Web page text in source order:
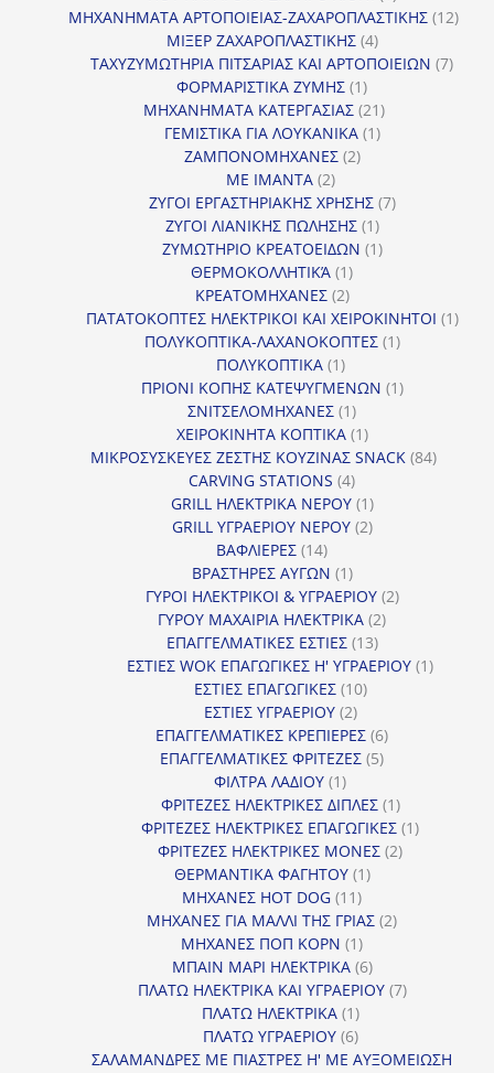
προϊόν
ΜΗΧΑΝΗΜΑΤΑ ΑΡΤΟΠΟΙΕΙΑΣ-ΖΑΧΑΡΟΠΛΑΣΤΙΚΗΣ 1212
ΜΙΞΕΡ ΖΑΧΑΡΟΠΛΑΣΤΙΚΗΣ 44
προϊόντα
ΤΑΧΥΖΥΜΩΤΗΡΙΑ ΠΙΤΣΑΡΙΑΣ ΚΑΙ ΑΡΤΟΠΟΙΕΙΩΝ 77
ΦΟΡΜΑΡΙΣΤΙΚΑ ΖΥΜΗΣ 11
προϊόν
ΜΗΧΑΝΗΜΑΤΑ ΚΑΤΕΡΓΑΣΙΑΣ 2121
προϊόντα
ΓΕΜΙΣΤΙΚΑ ΓΙΑ ΛΟΥΚΑΝΙΚΑ 11
ΖΑΜΠΟΝΟΜΗΧΑΝΕΣ 22
ΜΕ ΙΜΑΝΤΑ 22
προϊόντα
ΖΥΓΟΙ ΕΡΓΑΣΤΗΡΙΑΚΗΣ ΧΡΗΣΗΣ 77
ΖΥΓΟΙ ΛΙΑΝΙΚΗΣ ΠΩΛΗΣΗΣ 11
προϊόν
ΖΥΜΩΤΗΡΙΟ ΚΡΕΑΤΟΕΙΔΩΝ 11
ΘΕΡΜΟΚΟΛΛΗΤΙΚΆ 11
προϊόν
ΚΡΕΑΤΟΜΗΧΑΝΕΣ 22
προϊόντα
ΠΑΤΑΤΟΚΟΠΤΕΣ ΗΛΕΚΤΡΙΚΟΙ ΚΑΙ ΧΕΙΡΟΚΙΝΗΤΟΙ 11
ΠΟΛΥΚΟΠΤΙΚΑ-ΛΑΧΑΝΟΚΟΠΤΕΣ 11
ΠΟΛΥΚΟΠΤΙΚΑ 11
προϊόν
ΠΡΙΟΝΙ ΚΟΠΗΣ ΚΑΤΕΨΥΓΜΕΝΩΝ 11
ΣΝΙΤΣΕΛΟΜΗΧΑΝΕΣ 11
προϊόν
ΧΕΙΡΟΚΙΝΗΤΑ ΚΟΠΤΙΚΑ 11
προϊόν
ΜΙΚΡΟΣΥΣΚΕΥΕΣ ΖΕΣΤΗΣ ΚΟΥΖΙΝΑΣ SNACK 8484
CARVING STATIONS 44
προϊόντα
GRILL ΗΛΕΚΤΡΙΚΑ ΝΕΡΟΥ 11
προϊόν
GRILL ΥΓΡΑΕΡΙΟΥ ΝΕΡΟΥ 22
ΒΑΦΛΙΕΡΕΣ 1414
προϊόντα
ΒΡΑΣΤΗΡΕΣ ΑΥΓΩΝ 11
προϊόν
ΓΥΡΟΙ ΗΛΕΚΤΡΙΚΟΙ & ΥΓΡΑΕΡΙΟΥ 22
ΓΥΡΟΥ ΜΑΧΑΙΡΙΑ ΗΛΕΚΤΡΙΚΑ 22
ΕΠΑΓΓΕΛΜΑΤΙΚΕΣ ΕΣΤΙΕΣ 1313
προϊόντα
ΕΣΤΙΕΣ WOK ΕΠΑΓΩΓΙΚΕΣ Η' ΥΓΡΑΕΡΙΟΥ 11
ΕΣΤΙΕΣ ΕΠΑΓΩΓΙΚΕΣ 1010
ΕΣΤΙΕΣ ΥΓΡΑΕΡΙΟΥ 22
προϊόντα
ΕΠΑΓΓΕΛΜΑΤΙΚΕΣ ΚΡΕΠΙΕΡΕΣ 66
προϊόντα
ΕΠΑΓΓΕΛΜΑΤΙΚΕΣ ΦΡΙΤΕΖΕΣ 55
ΦΙΛΤΡΑ ΛΑΔΙΟΥ 11
προϊόν
ΦΡΙΤΕΖΕΣ ΗΛΕΚΤΡΙΚΕΣ ΔΙΠΛΕΣ 11
προϊόν
ΦΡΙΤΕΖΕΣ ΗΛΕΚΤΡΙΚΕΣ ΕΠΑΓΩΓΙΚΕΣ 11
ΦΡΙΤΕΖΕΣ ΗΛΕΚΤΡΙΚΕΣ ΜΟΝΕΣ 22
ΘΕΡΜΑΝΤΙΚΑ ΦΑΓΗΤΟΥ 11
ΜΗΧΑΝΕΣ HOT DOG 1111
προϊόντα
ΜΗΧΑΝΕΣ ΓΙΑ ΜΑΛΛΙ ΤΗΣ ΓΡΙΑΣ 22
ΜΗΧΑΝΕΣ ΠΟΠ ΚΟΡΝ 11
προϊόν
ΜΠΑΙΝ ΜΑΡΙ ΗΛΕΚΤΡΙΚΑ 66
προϊόντα
ΠΛΑΤΩ ΗΛΕΚΤΡΙΚΑ ΚΑΙ ΥΓΡΑΕΡΙΟΥ 77
ΠΛΑΤΩ ΗΛΕΚΤΡΙΚΑ 11
προϊόν
ΠΛΑΤΩ ΥΓΡΑΕΡΙΟΥ 66
προϊόντα
ΣΑΛΑΜΑΝΔΡΕΣ ΜΕ ΠΙΑΣΤΡΕΣ Η' ΜΕ ΑΥΞΟΜΕΙΩΣΗ